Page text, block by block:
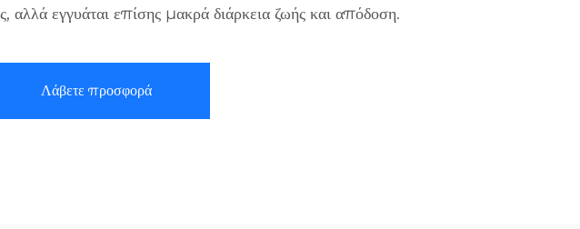
αλλά εγγυάται επίσης μακρά διάρκεια ζωής και απόδοση.
Λάβετε προσφορά